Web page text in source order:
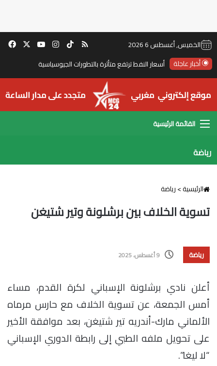
الخميس, أغسطس 6 2026 ‫YouTubeانستقرام‫TikTok
ملخص الموقع RSS
أخبار عاجلة أسعار النفط ترتفع متأثرة بالتطورات الجيوسياسية
القائمة
رياضة
الرئيسية>رياضة
تسوية الخلاف بين برشلونة وتير شتيغن
رياضة 9 أغسطس، 2025
أعلن نادي برشلونة الإسباني لكرة القدم، مساء
أمس الجمعة، عن تسوية الخلاف مع حارس مرماه
الألماني مارك-أندريه تير شتيغن، بعد موافقة الأخير
على تحويل ملفه الطبي إلى رابطة الدوري الإسباني
“لا ليغا”.